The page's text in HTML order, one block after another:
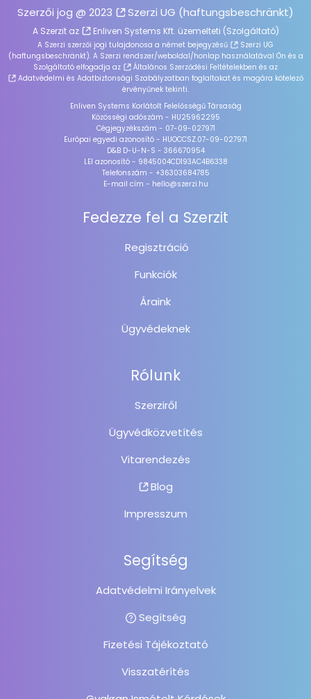
Szerzői jog @ 2023 Szerzi UG (haftungsbeschränkt)
A Szerzit az Enliven Systems Kft. üzemelteti (Szolgáltató)
A Szerzi szerzői jogi tulajdonosa a német bejegyzésű
Szerzi UG
(haftungsbeschränkt). A Szerzi rendszer/weboldal/honlap használatával Ön és a
Szolgáltató elfogadja az
Általános Szerződési Feltételekben és az
Adatvédelmi és Adatbiztonsági Szabályzatban foglaltakat és magára kötelező
érvényűnek tekinti.
Enliven Systems Korlátolt Felelősségű Társaság
Közösségi adószám - HU25962295
Cégjegyzékszám - 07-09-027971
Európai egyedi azonosító - HUOCCSZ.07-09-027971
D&B D-U-N-S - 366670954
LEI azonosító - 9845004CD193AC4B6338
Telefonszám - +36303684785
E-mail cím - hello@szerzi.hu
Fedezze fel a Szerzit
Regisztráció
Funkciók
Áraink
Ügyvédeknek
Rólunk
Szerziről
Ügyvédközvetítés
Vitarendezés
Blog
Impresszum
Segítség
Adatvédelmi Irányelvek
Segítség
Fizetési Tájékoztató
Visszatérítés